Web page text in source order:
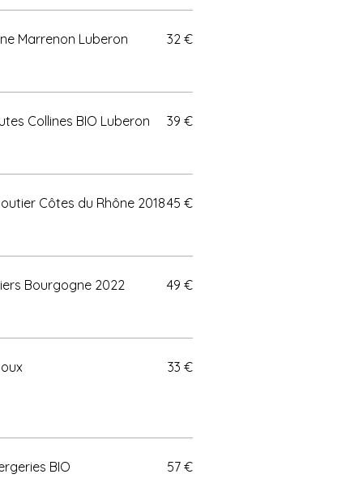
Orca vieilles vignes, Domaine Marrenon Luberon 32 €
Collines BIO Luberon 39 €
Côtes du Rhône 201845 €
Bourgogne 2022 49 €
33 €
BIO 57 €